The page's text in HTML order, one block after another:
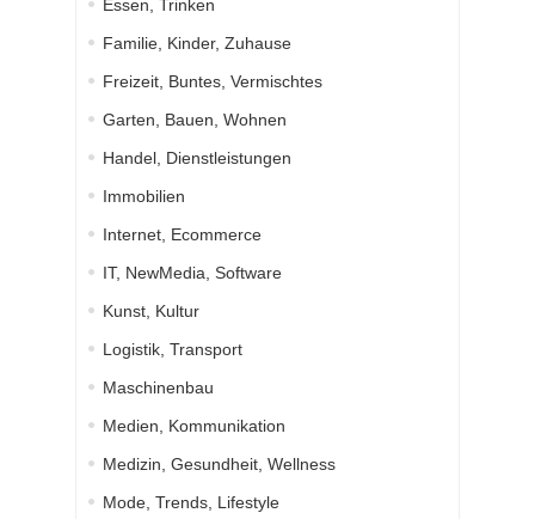
Essen, Trinken
Familie, Kinder, Zuhause
Freizeit, Buntes, Vermischtes
Garten, Bauen, Wohnen
Handel, Dienstleistungen
Immobilien
Internet, Ecommerce
IT, NewMedia, Software
Kunst, Kultur
Logistik, Transport
Maschinenbau
Medien, Kommunikation
Medizin, Gesundheit, Wellness
Mode, Trends, Lifestyle